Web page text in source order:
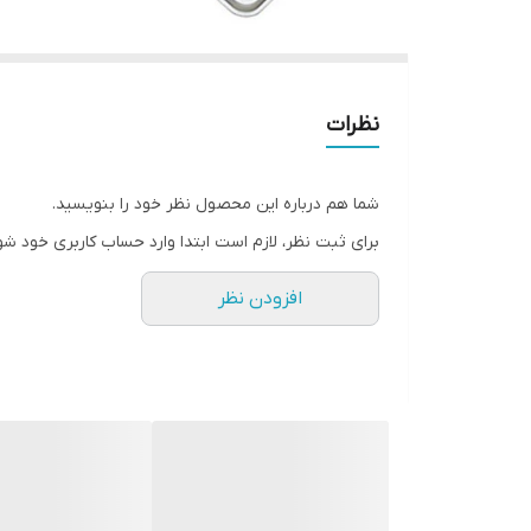
نظرات
شما هم درباره این محصول نظر خود را بنویسید.
برای ثبت نظر، لازم است ابتدا وارد حساب کاربری خود
افزودن نظر